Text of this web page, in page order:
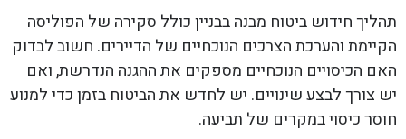
תהליך חידוש ביטוח מבנה בבניין כולל סקירה של הפוליסה
הקיימת והערכת הצרכים הנוכחיים של הדיירים. חשוב לבדוק
האם הכיסויים הנוכחיים מספקים את ההגנה הנדרשת, ואם
יש צורך לבצע שינויים. יש לחדש את הביטוח בזמן כדי למנוע
חוסר כיסוי במקרים של תביעה.